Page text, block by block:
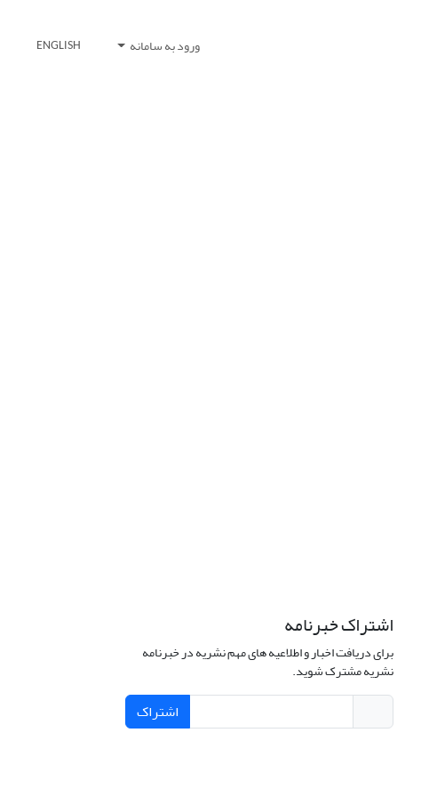
ورود به سامانه ENGLISH
اشتراک خبرنامه
برای دریافت اخبار و اطلاعیه های مهم نشریه در خبرنامه
نشریه مشترک شوید.
اشتراک